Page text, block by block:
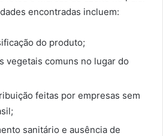
encontradas incluem:
do produto;
vegetais comuns no lugar do
feitas por empresas sem
sanitário e ausência de